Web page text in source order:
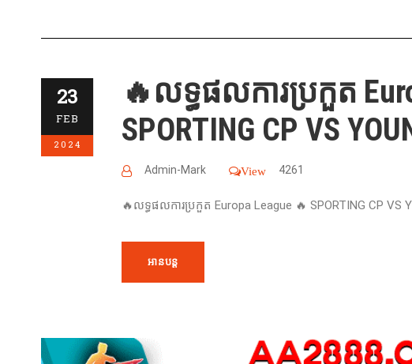
23
FEB
2024
🔥លទ្ធផលការប្រកួត
SPORTING CP VS
Admin-Mark View 4261
🔥លទ្ធផលការប្រកួត Europa League 🔥 SPORTING CP VS
អានបន្ត